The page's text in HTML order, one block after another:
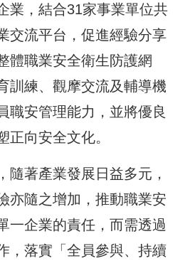
業，結合31家事業單位共
交流平台，促進經驗分享
體職業安全衛生防護網
訓練、觀摩交流及輔導機
職安管理能力，並將優良
正向安全文化。
隨著產業發展日益多元，
亦隨之增加，推動職業安
一企業的責任，而需透過
，落實「全員參與、持續